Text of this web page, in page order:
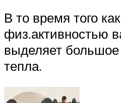
В то время того
физ.активностью
выделяет большое
тепла.